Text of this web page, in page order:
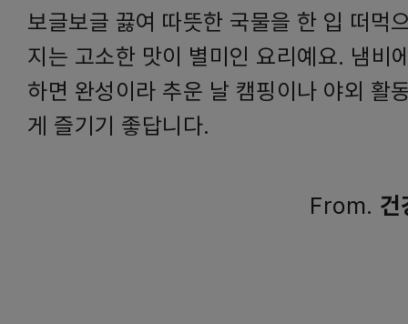
보글보글 끓여 따뜻한 국물을 한 입 떠먹
지는 고소한 맛이 별미인 요리예요. 냄비
하면 완성이라 추운 날 캠핑이나 야외 활
게 즐기기 좋답니다.
From. 건